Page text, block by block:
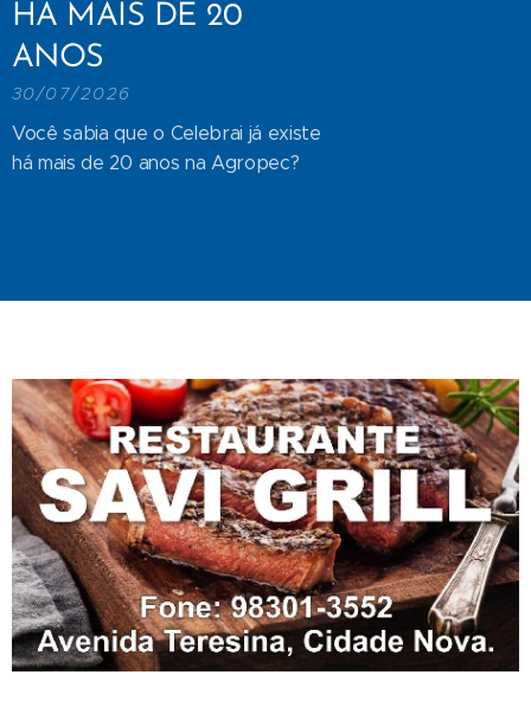
HÁ MAIS DE 20
ANOS
30/07/2026
Você sabia que o Celebrai já existe
há mais de 20 anos na Agropec?